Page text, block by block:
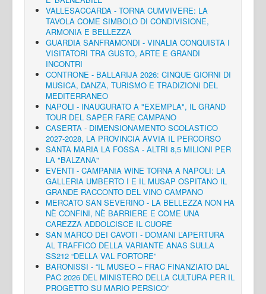
VALLESACCARDA - TORNA CUMVIVERE: LA
TAVOLA COME SIMBOLO DI CONDIVISIONE,
ARMONIA E BELLEZZA
GUARDIA SANFRAMONDI - VINALIA CONQUISTA I
VISITATORI TRA GUSTO, ARTE E GRANDI
INCONTRI
CONTRONE - BALLARIJA 2026: CINQUE GIORNI DI
MUSICA, DANZA, TURISMO E TRADIZIONI DEL
MEDITERRANEO
NAPOLI - INAUGURATO A "EXEMPLA", IL GRAND
TOUR DEL SAPER FARE CAMPANO
CASERTA - DIMENSIONAMENTO SCOLASTICO
2027-2028, LA PROVINCIA AVVIA IL PERCORSO
SANTA MARIA LA FOSSA - ALTRI 8,5 MILIONI PER
LA "BALZANA"
EVENTI - CAMPANIA WINE TORNA A NAPOLI: LA
GALLERIA UMBERTO I E IL MUSAP OSPITANO IL
GRANDE RACCONTO DEL VINO CAMPANO
MERCATO SAN SEVERINO - LA BELLEZZA NON HA
NÈ CONFINI, NÈ BARRIERE E COME UNA
CAREZZA ADDOLCISCE IL CUORE
SAN MARCO DEI CAVOTI - DOMANI L’APERTURA
AL TRAFFICO DELLA VARIANTE ANAS SULLA
SS212 “DELLA VAL FORTORE”
BARONISSI - “IL MUSEO – FRAC FINANZIATO DAL
PAC 2026 DEL MINISTERO DELLA CULTURA PER IL
PROGETTO SU MARIO PERSICO”